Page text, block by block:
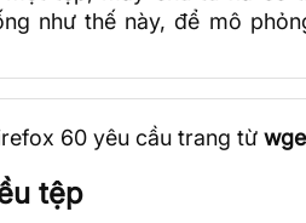
như thế này, để mô
60 yêu cầu trang từ
tệp